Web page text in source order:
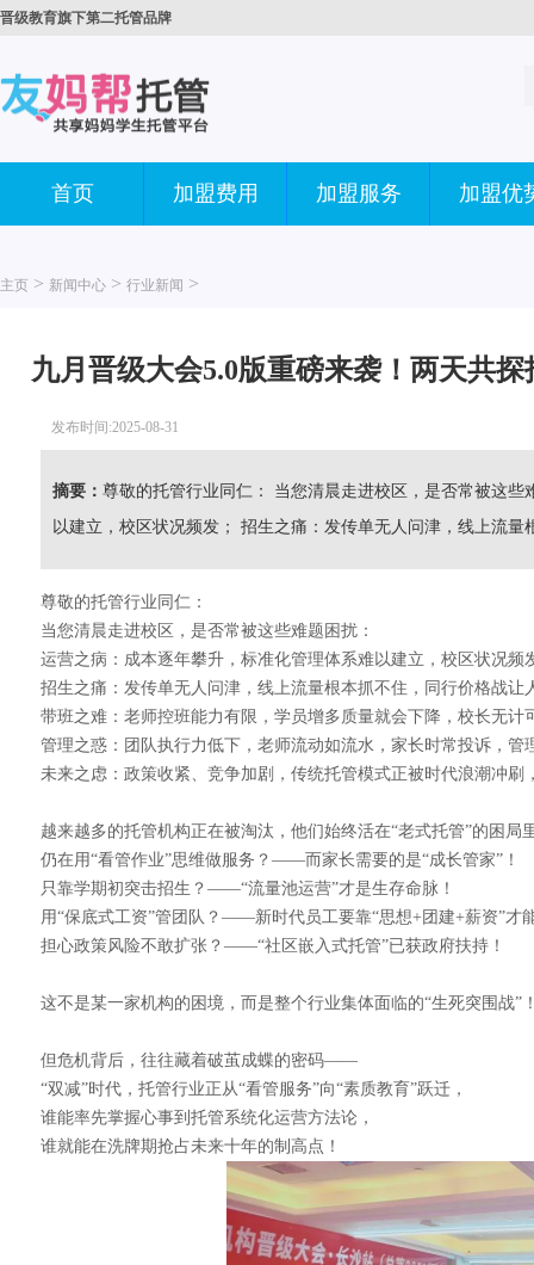
晋级教育旗下第二托管品牌
首页 加盟费用 加盟服务 加盟优
主页 > 新闻中心 > 行业新闻 >
九月晋级大会5.0版重磅来袭！两天共
发布时间:2025-08-31
摘要： 尊敬的托管行业同仁： 当您清晨走进校区，是否常被这
以建立，校区状况频发； 招生之痛：发传单无人问津，线上流量
尊敬的托管行业同仁：
当您清晨走进校区，是否常被这些难题困扰：
运营之病：成本逐年攀升，标准化管理体系难以建立，校区状况
招生之痛：发传单无人问津，线上流量根本抓不住，同行价格战让
带班之难：老师控班能力有限，学员增多质量就会下降，校长无计
管理之惑：团队执行力低下，老师流动如流水，家长时常投诉，
未来之虑：政策收紧、竞争加剧，传统托管模式正被时代浪潮冲刷
越来越多的托管机构正在被淘汰，他们始终活在“老式托管”的困局
仍在用“看管作业”思维做服务？——而家长需要的是“成长管家”！
只靠学期初突击招生？——“流量池运营”才是生存命脉！
用“保底式工资”管团队？——新时代员工要靠“思想+团建+薪资”才
担心政策风险不敢扩张？——“社区嵌入式托管”已获政府扶持！
这不是某一家机构的困境，而是整个行业集体面临的“生死突围战
但危机背后，往往藏着破茧成蝶的密码——
“双减”时代，托管行业正从“看管服务”向“素质教育”跃迁，
谁能率先掌握心事到托管系统化运营方法论，
谁就能在洗牌期抢占未来十年的制高点！